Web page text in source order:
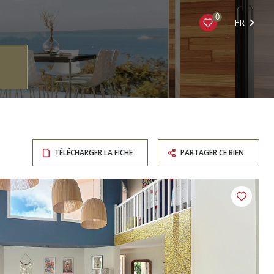
0 FR
TÉLÉCHARGER LA FICHE PARTAGER CE BIEN